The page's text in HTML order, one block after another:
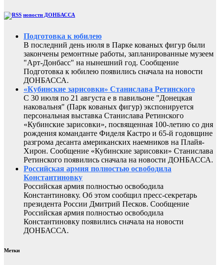
новости ДОНБАССА
Подготовка к юбилею
В последний день июля в Парке кованых фигур были
закончены ремонтные работы, запланированные музеем
"Арт-Донбасс" на нынешний год. Сообщение
Подготовка к юбилею появились сначала на новости
ДОНБАССА.
«Кубинские зарисовки» Станислава Ретинского
С 30 июля по 21 августа е в павильоне "Донецкая
наковальня" (Парк кованых фигур) экспонируется
персональная выставка Станислава Ретинского
«Кубинские зарисовки», посвященная 100-летию со дня
рождения команданте Фиделя Кастро и 65-й годовщине
разгрома десанта американских наемников на Плайя-
Хирон. Сообщение «Кубинские зарисовки» Станислава
Ретинского появились сначала на новости ДОНБАССА.
Российская армия полностью освободила
Константиновку
Российская армия полностью освободила
Константиновку. Об этом сообщил пресс-секретарь
президента России Дмитрий Песков. Сообщение
Российская армия полностью освободила
Константиновку появились сначала на новости
ДОНБАССА.
Метки